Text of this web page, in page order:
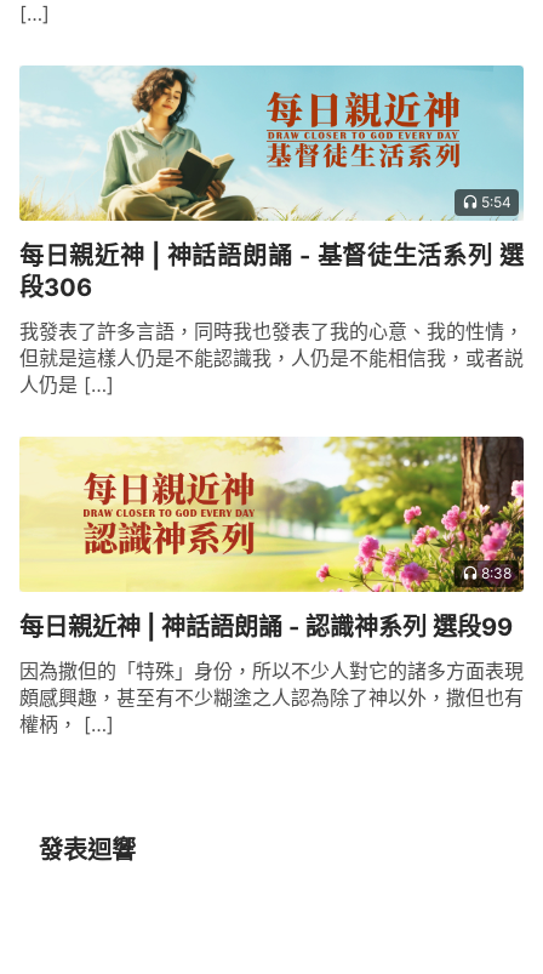
[…]
5:54
每日親近神 | 神話語朗誦 - 基督徒生活系列 選
段306
我發表了許多言語，同時我也發表了我的心意、我的性情，
但就是這樣人仍是不能認識我，人仍是不能相信我，或者説
人仍是 […]
8:38
每日親近神 | 神話語朗誦 - 認識神系列 選段99
因為撒但的「特殊」身份，所以不少人對它的諸多方面表現
頗感興趣，甚至有不少糊塗之人認為除了神以外，撒但也有
權柄， […]
發表迴響